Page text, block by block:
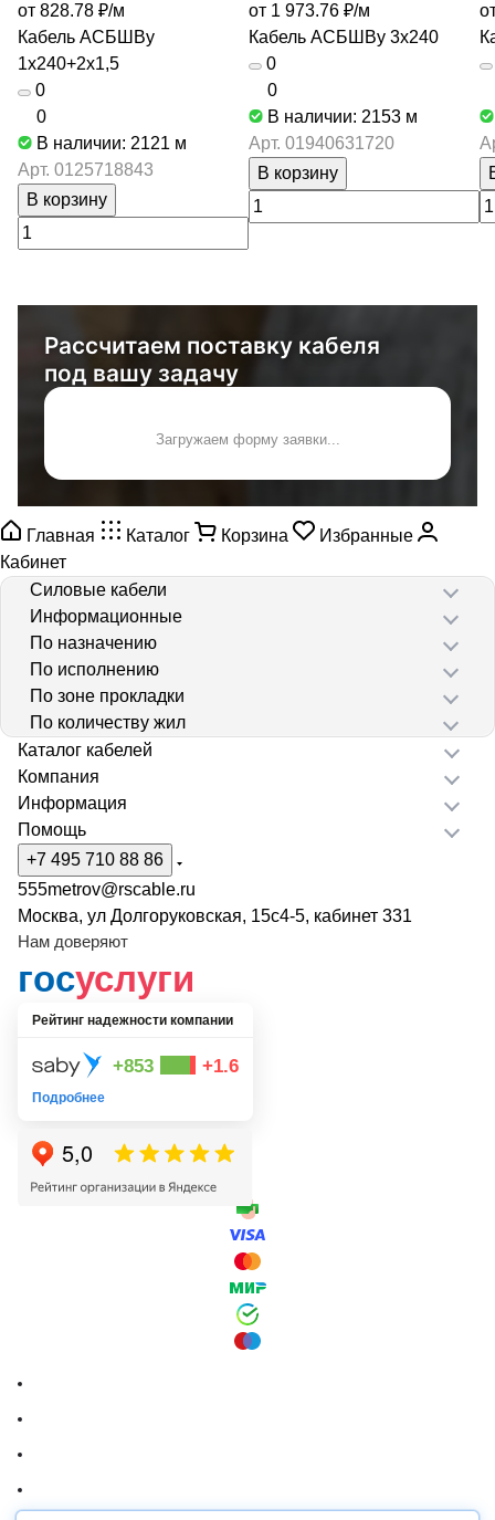
от 828.78 ₽/м
Кабель АСБШВу
1х240+2х1,5
0
0
В наличии: 2121 м
Арт. 0125718843
В корзину
от 1 973.76 ₽/м
Кабель АСБШВу 3х240
0
0
В наличии: 2153 м
Арт. 01940631720
В корзину
Рассчитаем поставку кабеля
под вашу задачу
Загружаем форму заявки...
Главная Каталог Корзина
Избранные
Кабинет
Силовые кабели
Информационные
По назначению
По исполнению
По зоне прокладки
По количеству жил
Каталог кабелей
Компания
Информация
Помощь
+7 495 710 88 86
555metrov@rscable.ru
Москва, ул Долгоруковская, 15с4-5, кабинет 331
Нам доверяют
госуслуги
Рейтинг надежности компании
+853 +1.6
Подробнее